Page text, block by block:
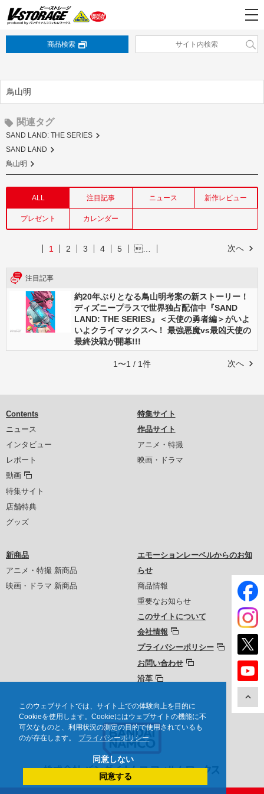
このウェブサイトでは、サイト上での体験向上を目的に
Cookieを使用します。Cookieにはウェブサイトの機能に不
可欠なものと、利用状況の測定の目的で使用されているも
のが存在します。
プライバシーポリシー
同意しない
同意する
商品検索
鳥山明
関連タグ
SAND LAND: THE SERIES
SAND LAND
鳥山明
ALL 注目記事 ニュース 新作レビュー
プレゼント カレンダー
次へ
1 2 3 4 5 …
注目記事
約20年ぶりとなる鳥山明考案の新ストーリー！
ディズニープラスで世界独占配信中『SAND
LAND: THE SERIES』＜天使の勇者編＞がいよ
いよクライマックスへ！ 最強悪魔vs最凶天使の
最終決戦が開幕!!!
次へ
1〜1 / 1件
Contents
ニュース
インタビュー
レポート
動画
特集サイト
店舗特典
グッズ
特集サイト
作品サイト
アニメ・特撮
映画・ドラマ
新商品
アニメ・特撮 新商品
映画・ドラマ 新商品
エモーションレーベルからのお知
らせ
商品情報
重要なお知らせ
このサイトについて
会社情報
プライバシーポリシー
お問い合わせ
沿革